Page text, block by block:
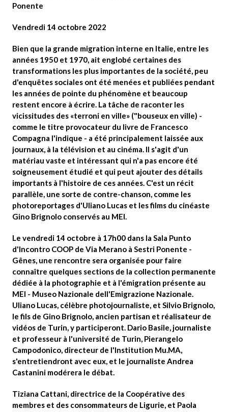
Ponente
Vendredi 14 octobre 2022
Bien que la grande migration interne en Italie, entre les
années 1950 et 1970, ait englobé certaines des
transformations les plus importantes de la société, peu
d'enquêtes sociales ont été menées et publiées pendant
les années de pointe du phénomène et beaucoup
restent encore à écrire. La tâche de raconter les
vicissitudes des «terroni en ville» ("bouseux en ville) -
comme le titre provocateur du livre de Francesco
Compagna l'indique - a été principalement laissée aux
journaux, à la télévision et au cinéma. Il s'agit d'un
matériau vaste et intéressant qui n'a pas encore été
soigneusement étudié et qui peut ajouter des détails
importants à l'histoire de ces années. C'est un récit
parallèle, une sorte de contre-chanson, comme les
photoreportages d'Uliano Lucas et les films du cinéaste
Gino Brignolo conservés au MEI.
Le vendredi 14 octobre à 17h00 dans la Sala Punto
d'Incontro COOP de Via Merano à Sestri Ponente -
Gênes, une rencontre sera organisée pour faire
connaître quelques sections de la collection permanente
dédiée à la photographie et à l'émigration présente au
MEI - Museo Nazionale dell'Emigrazione Nazionale.
Uliano Lucas, célèbre photojournaliste, et Silvio Brignolo,
le fils de Gino Brignolo, ancien partisan et réalisateur de
vidéos de Turin, y participeront. Dario Basile, journaliste
et professeur à l'université de Turin, Pierangelo
Campodonico, directeur de l'Institution Mu.MA,
s'entretiendront avec eux, et le journaliste Andrea
Castanini modérera le débat.
Tiziana Cattani, directrice de la Coopérative des
membres et des consommateurs de Ligurie, et Paola